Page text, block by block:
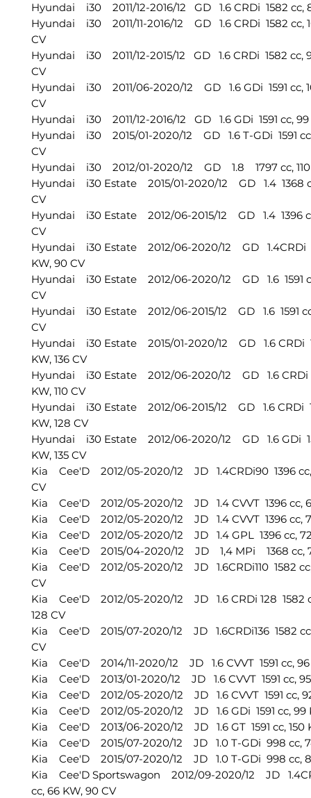
Hyundai i30 2011/12-2016/12 GD 1.6 CRDi 1582 cc,
Hyundai i30 2011/11-2016/12 GD 1.6 CRDi 1582 cc,
CV
Hyundai i30 2011/12-2015/12 GD 1.6 CRDi 1582 cc,
CV
Hyundai i30 2011/06-2020/12 GD 1.6 GDi 1591 cc,
CV
Hyundai i30 2011/12-2016/12 GD 1.6 GDi 1591 cc, 99
Hyundai i30 2015/01-2020/12 GD 1.6 T-GDi 1591 cc,
CV
Hyundai i30 2012/01-2020/12 GD 1.8 1797 cc, 110
Hyundai i30 Estate 2015/01-2020/12 GD 1.4 1368
CV
Hyundai i30 Estate 2012/06-2015/12 GD 1.4 1396
CV
Hyundai i30 Estate 2012/06-2020/12 GD 1.4CRDi
KW, 90 CV
Hyundai i30 Estate 2012/06-2020/12 GD 1.6 1591
CV
Hyundai i30 Estate 2012/06-2015/12 GD 1.6 1591
CV
Hyundai i30 Estate 2015/01-2020/12 GD 1.6 CRDi
KW, 136 CV
Hyundai i30 Estate 2012/06-2020/12 GD 1.6 CRDi
KW, 110 CV
Hyundai i30 Estate 2012/06-2015/12 GD 1.6 CRDi
KW, 128 CV
Hyundai i30 Estate 2012/06-2020/12 GD 1.6 GDi
KW, 135 CV
Kia Cee'D 2012/05-2020/12 JD 1.4CRDi90 1396 cc,
CV
Kia Cee'D 2012/05-2020/12 JD 1.4 CVVT 1396 cc,
Kia Cee'D 2012/05-2020/12 JD 1.4 CVVT 1396 cc,
Kia Cee'D 2012/05-2020/12 JD 1.4 GPL 1396 cc, 72
Kia Cee'D 2015/04-2020/12 JD 1,4 MPi 1368 cc,
Kia Cee'D 2012/05-2020/12 JD 1.6CRDi110 1582 cc,
CV
Kia Cee'D 2012/05-2020/12 JD 1.6 CRDi 128 1582
128 CV
Kia Cee'D 2015/07-2020/12 JD 1.6CRDi136 1582 cc,
CV
Kia Cee'D 2014/11-2020/12 JD 1.6 CVVT 1591 cc, 96
Kia Cee'D 2013/01-2020/12 JD 1.6 CVVT 1591 cc, 95
Kia Cee'D 2012/05-2020/12 JD 1.6 CVVT 1591 cc, 92
Kia Cee'D 2012/05-2020/12 JD 1.6 GDi 1591 cc, 99
Kia Cee'D 2013/06-2020/12 JD 1.6 GT 1591 cc, 150
Kia Cee'D 2015/07-2020/12 JD 1.0 T-GDi 998 cc,
Kia Cee'D 2015/07-2020/12 JD 1.0 T-GDi 998 cc,
Kia Cee'D Sportswagon 2012/09-2020/12 JD
cc, 66 KW, 90 CV